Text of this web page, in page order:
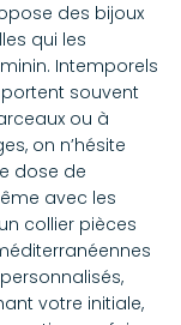
des bijoux
qui les
Intemporels
souvent
ou à
on n’hésite
dose de
avec les
collier pièces
votre initiale,